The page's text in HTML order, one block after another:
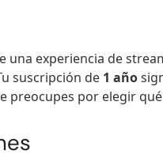
una experiencia de
suscripción de 1 año
preocupes por elegir qué